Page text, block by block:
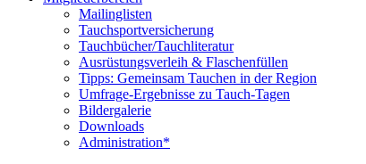
Mailinglisten
Tauchsportversicherung
Tauchbücher/Tauchliteratur
Ausrüstungsverleih & Flaschenfüllen
Tipps: Gemeinsam Tauchen in der Region
Umfrage-Ergebnisse zu Tauch-Tagen
Bildergalerie
Downloads
Administration*